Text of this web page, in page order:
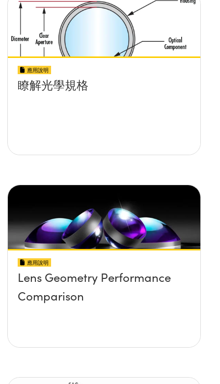
應用說明
瞭解光學規格
應用說明
Lens Geometry Performance
Comparison